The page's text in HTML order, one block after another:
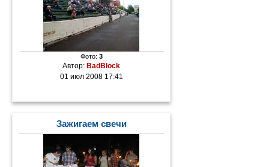
Фото: 3
Автор:BadBlock
01 июл 2008 17:41
Зажигаем свечи